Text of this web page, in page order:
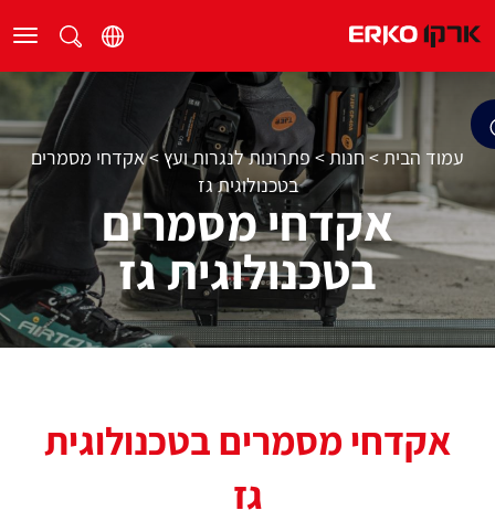
עמוד הבית>חנות>פתרונות לנגרות ועץ>אקדחי מסמרים
בטכנולוגית גז
אקדחי מסמרים
בטכנולוגית גז
אקדחי מסמרים בטכנולוגית
גז